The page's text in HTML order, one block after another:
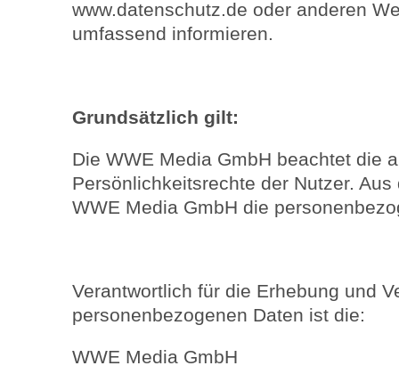
www.datenschutz.de oder anderen
umfassend informieren.
Grundsätzlich gilt:
Die WWE Media GmbH beachtet die
Persönlichkeitsrechte der Nutzer.
WWE Media GmbH die
Verantwortlich für die Erhebung und
personenbezogenen Daten ist die:
WWE Media GmbH